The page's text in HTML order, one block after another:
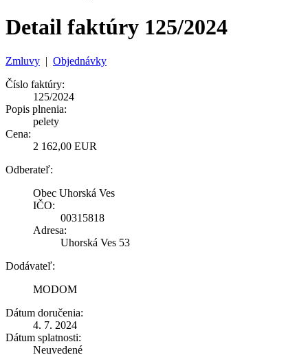
Detail faktúry 125/2024
Zmluvy | Objednávky
Číslo faktúry:
125/2024
Popis plnenia:
pelety
Cena:
2 162,00 EUR
Odberateľ:
Obec Uhorská Ves
IČO:
00315818
Adresa:
Uhorská Ves 53
Dodávateľ:
MODOM
Dátum doručenia:
4. 7. 2024
Dátum splatnosti:
Neuvedené